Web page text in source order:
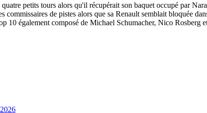
petits tours alors qu'il récupérait son baquet occupé par
commissaires de pistes alors que sa Renault semblait bloquée
10 également composé de Michael Schumacher, Nico Rosberg